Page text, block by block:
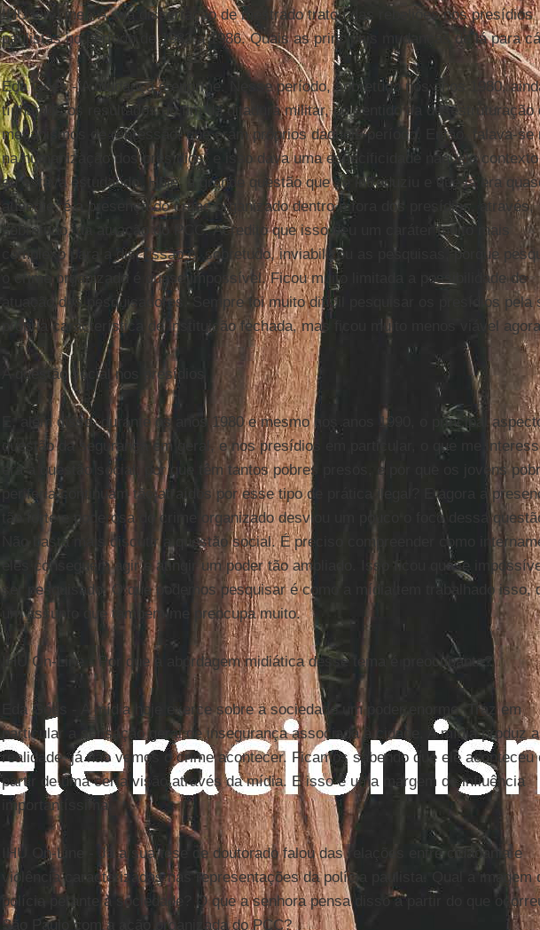
IHU On-Line - A sua dissertação de mestrado tratou das rebeliões nos presídios
paulistas no período de 1982 a 1986. Quais as principais mudanças de lá para
Eda Góes - A mudança é enorme. Nesse período, sobretudo nos anos 1980,
tínhamos os resultados do fim da ditadura militar, no sentido da desestruturação
mecanismos de repressão, que eram próprios daquele período. Então, falava-se
na humanização dos presídios, e isso dava uma especificidade naquele
eu estava estudando. Hoje, a grande questão que se introduziu e que lá era
ausente, é a presença do crime organizado dentro e fora dos presídios, através,
sobretudo, da atuação do PCC. Acredito que isso deu um caráter muito mais
complexo para a discussão e, sobretudo, inviabilizou as pesquisas, porque
o crime organizado é quase impossível. Ficou muito limitada a possibilidade de
atuação dos pesquisadores. Sempre foi muito difícil pesquisar os presídios pela
própria característica de instituição fechada, mas ficou muito menos viável
A questão social nos presídios
E, além disso, durante os anos 1980 e mesmo nos anos 1990, o principal
questão da segurança em geral, e nos presídios em particular, o que me
era a questão social: por que têm tantos pobres presos, e por que os jovens
periferia continuam tão atraídos por esse tipo de prática ilegal? E agora a
tão forte e poderosa do crime organizado desviou um pouco o foco dessa
Não basta mais discutir a questão social. É preciso compreender como
eles conseguem agir e atingir um poder tão ampliado. Isso ficou quase
ser pesquisado. O que podemos pesquisar é como a mídia tem trabalhado isso,
um assunto que também me preocupa muito.
IHU On-Line - Por que a abordagem midiática desse tema é preocupante?
Eda Góes - A mídia hoje exerce sobre a sociedade um poder enorme. Traz em
particular a sensação geral de insegurança associada à cidade. A mídia produz a
realidade, já não vemos o crime acontecer. Ficamos sabendo que ele aconteceu
partir de uma certa visão através da mídia. E isso é uma margem de influência
importantíssima.
IHU On-Line - Já a sua tese de doutorado falou das relações entre cidadania e
violência caracterizadas nas representações da polícia paulista. Qual a imagem
polícia perante à sociedade? O que a senhora pensa disso a partir do que
São Paulo com a ação organizada do PCC?